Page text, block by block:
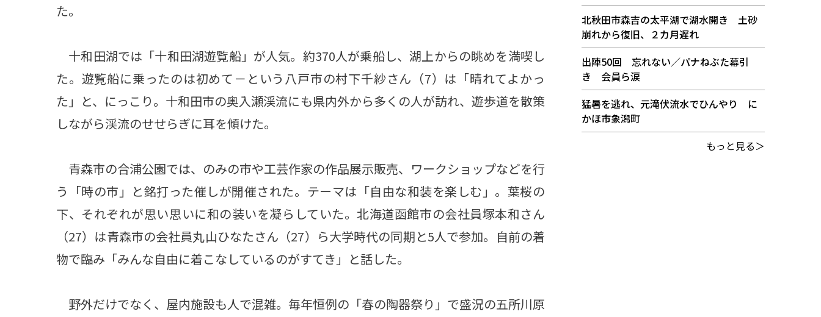
た。
十和田湖では「十和田湖遊覧船」が人気。約370人が乗船し、湖上からの眺めを満喫し
た。遊覧船に乗ったのは初めて－という八戸市の村下千紗さん（7）は「晴れてよかっ
た」と、にっこり。十和田市の奥入瀬渓流にも県内外から多くの人が訪れ、遊歩道を散策
しながら渓流のせせらぎに耳を傾けた。
青森市の合浦公園では、のみの市や工芸作家の作品展示販売、ワークショップなどを行
う「時の市」と銘打った催しが開催された。テーマは「自由な和装を楽しむ」。葉桜の
下、それぞれが思い思いに和の装いを凝らしていた。北海道函館市の会社員塚本和さん
（27）は青森市の会社員丸山ひなたさん（27）ら大学時代の同期と5人で参加。自前の着
物で臨み「みんな自由に着こなしているのがすてき」と話した。
野外だけでなく、屋内施設も人で混雑。毎年恒例の「春の陶器祭り」で盛況の五所川原
北秋田市森吉の太平湖で湖水開き 土砂
崩れから復旧、２カ月遅れ
出陣50回 忘れない／パナねぶた幕引
き 会員ら涙
猛暑を逃れ、元滝伏流水でひんやり に
かほ市象潟町
もっと見る＞